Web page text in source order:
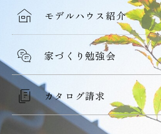
モデルハウス紹介
家づくり勉強会
カタログ請求